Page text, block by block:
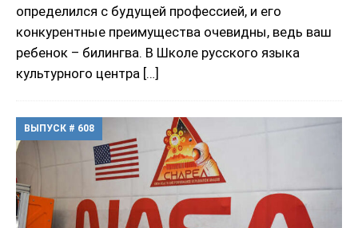
определился с будущей профессией, и его
конкурентные преимущества очевидны, ведь ваш
ребенок – билингва. В Школе русского языка
культурного центра […]
ВЫПУСК # 608